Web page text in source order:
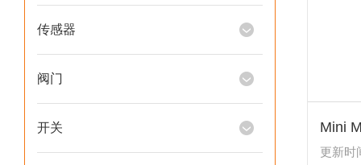
传感器
阀门
开关
更新时